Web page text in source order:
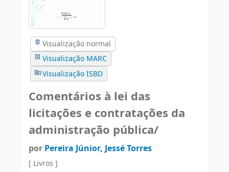
Visualização normal
Visualização MARC
Visualização ISBD
Comentários à lei das
licitações e contratações da
administração pública/
por Pereira Júnior, Jessé Torres
[ Livros ]